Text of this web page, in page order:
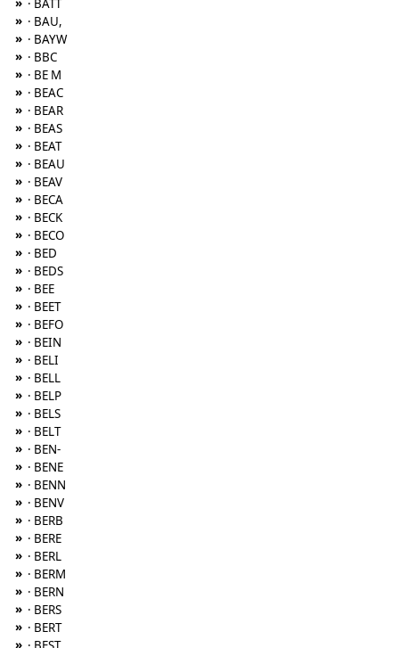
· BATT
» · BAU,
» · BAYW
» · BBC
» · BE M
» · BEAC
» · BEAR
» · BEAS
» · BEAT
» · BEAU
» · BEAV
» · BECA
» · BECK
» · BECO
» · BED
» · BEDS
» · BEE
» · BEET
» · BEFO
» · BEIN
» · BELI
» · BELL
» · BELP
» · BELS
» · BELT
» · BEN-
» · BENE
» · BENN
» · BENV
» · BERB
» · BERE
» · BERL
» · BERM
» · BERN
» · BERS
» · BERT
»